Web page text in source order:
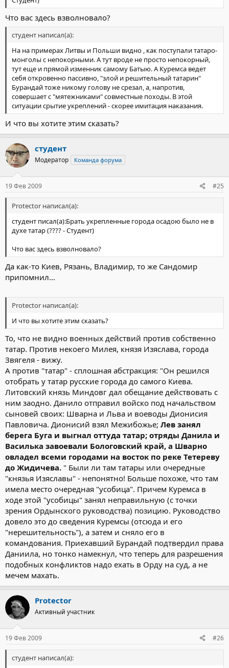
Что вас здесь взволновало?
студент написал(а):
На на примерах Литвы и Польши видно , как поступали татаро-
монголы с непокорными. А тут вроде не просто непокорный,
тут еще и прямой изменник самому Батыю. А Куремса ведет
себя откровенно пассивно, "злой и решительный татарин"
Бурандай тоже никому голову не срезал, а, напротив,
совершает с "мятежниками" совместные походы. В этой
ситуации срытие укреплений - скорее имитация наказания.
И что вы хотите этим сказать?
студент
Модератор Команда форума
19 Фев 2009 #25
Protector написал(а):
студент писал(а):Брать укрепленные города осадою было не в
духе татар (???? - Студент)
Что вас здесь взволновало?
Да как-то Киев, Рязань, Владимир, то же Сандомир
припомнил...
Protector написал(а):
И что вы хотите этим сказать?
То, что не видно военных действий против собственно
татар. Против некоего Милея, князя Изяслава, города
Звягеля - вижу.
А против "татар" - сплошная абстракция: "Он решился
отобрать у татар русские города до самого Киева.
Литовский князь Миндовг дал обещание действовать с
ним заодно. Данило отправил войско под начальством
сыновей своих: Шварна и Льва и воеводы Дионисия
Павловича. Дионисий взял Межибожье; Лев занял
берега Буга и выгнал оттуда татар; отряды Данила и
Василька завоевали Бологовский край, а Шварно
овладел всеми городами на восток по реке Тетереву
до Жидичева. " Были ли там татары или очередные
"князья Изяславы" - непонятно! Больше похоже, что там
имела место очередная "усобица". Причем Куремса в
ходе этой "усобицы" занял неправильную (с точки
зрения Ордынского руководства) позицию. Руководство
довело это до сведения Куремсы (отсюда и его
"нерешительность"), а затем и сняло его в
командования. Приехавший Бурандай подтвердил права
Даниила, но тонко намекнул, что теперь для разрешения
подобных конфликтов надо ехать в Орду на суд, а не
мечем махать.
Protector
Активный участник
19 Фев 2009 #26
студент написал(а):